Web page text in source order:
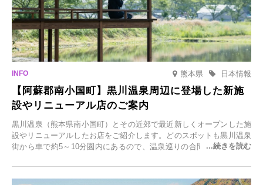
熊本県 日本情報
【阿蘇郡南小国町】黒川温泉周辺に登場した新施
設やリニューアル店のご案内
黒川温泉（熊本県南小国町）とその近郊で最近新しくオープンした施
設やリニューアルしたお店をご紹介します。どのスポットも黒川温泉
街から車で約5～10分圏内にあるので、温泉巡りの合間に気軽に立ち
元食材にこだわったレストランなど、多彩な魅力が満載です。黒川温
泉の新たな楽しみとしてチェックしてみてください。